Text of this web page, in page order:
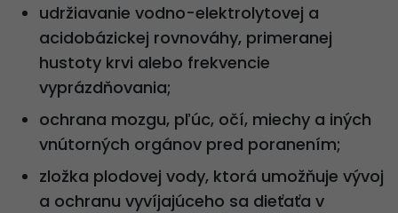
udržiavanie vodno-elektrolytovej a
acidobázickej rovnováhy, primeranej
hustoty krvi alebo frekvencie
vyprázdňovania;
ochrana mozgu, pľúc, očí, miechy a iných
vnútorných orgánov pred poranením;
zložka plodovej vody, ktorá umožňuje vývoj
a ochranu vyvíjajúceho sa dieťaťa v